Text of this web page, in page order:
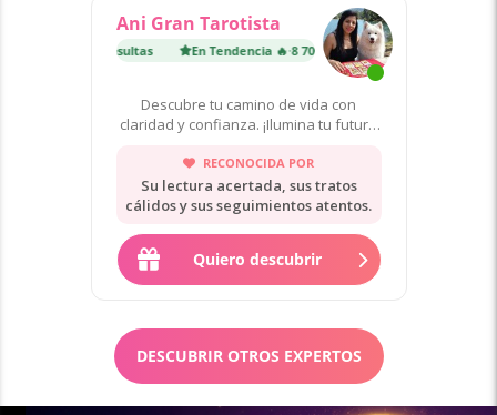
Ani Gran Tarotista
8 700 consultas En Tendencia 🔥 ·8 700 consultas
Descubre tu camino de vida con
claridad y confianza. ¡Ilumina tu futuro
RECONOCIDA POR
Su lectura acertada, sus tratos
cálidos y sus seguimientos atentos.
Quiero descubrir
DESCUBRIR OTROS EXPERTOS